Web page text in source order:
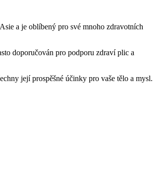
a je oblíbený pro své mnoho zdravotních
doporučován pro podporu zdraví plic a
její prospěšné účinky pro vaše tělo a mysl.